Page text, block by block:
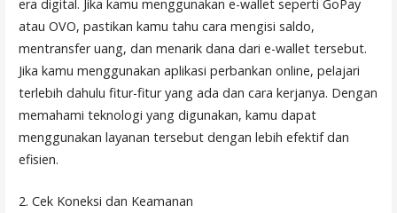
era digital. Jika kamu menggunakan e-wallet seperti GoPay
atau OVO, pastikan kamu tahu cara mengisi saldo,
mentransfer uang, dan menarik dana dari e-wallet tersebut.
Jika kamu menggunakan aplikasi perbankan online, pelajari
terlebih dahulu fitur-fitur yang ada dan cara kerjanya. Dengan
memahami teknologi yang digunakan, kamu dapat
menggunakan layanan tersebut dengan lebih efektif dan
efisien.
2. Cek Koneksi dan Keamanan